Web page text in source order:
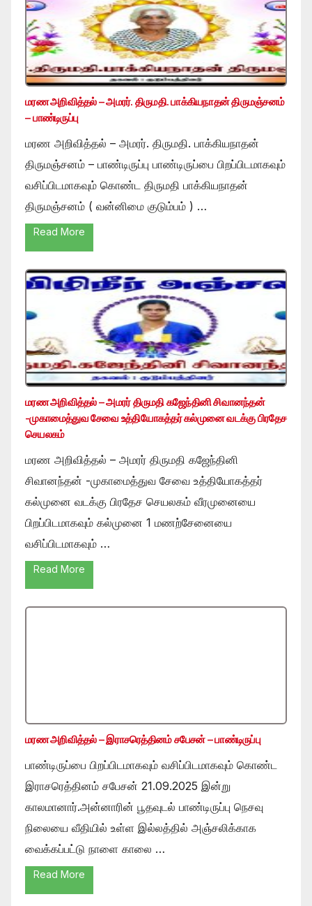
மரண அறிவித்தல் – அமரர். திருமதி. பாக்கியநாதன் திருமஞ்சனம்
– பாண்டிருப்பு
மரண அறிவித்தல் – அமரர். திருமதி. பாக்கியநாதன்
திருமஞ்சனம் – பாண்டிருப்பு பாண்டிருப்பை பிறப்பிடமாகவும்
வசிப்பிடமாகவும் கொண்ட திருமதி பாக்கியநாதன்
திருமஞ்சனம் ( வன்னிமை குடும்பம் ) …
Read More
மரண அறிவித்தல் – அமரர் திருமதி கஜேந்தினி சிவானந்தன்
-முகாமைத்துவ சேவை உத்தியோகத்தர் கல்முனை வடக்கு பிரதேச
செயலகம்
மரண அறிவித்தல் – அமரர் திருமதி கஜேந்தினி
சிவானந்தன் -முகாமைத்துவ சேவை உத்தியோகத்தர்
கல்முனை வடக்கு பிரதேச செயலகம் வீரமுனையை
பிறப்பிடமாகவும் கல்முனை 1 மணற்சேனையை
வசிப்பிடமாகவும் …
Read More
மரண அறிவித்தல் – இராசரெத்தினம் சபேசன் – பாண்டிருப்பு
பாண்டிருப்பை பிறப்பிடமாகவும் வசிப்பிடமாகவும் கொண்ட
இராசரெத்தினம் சபேசன் 21.09.2025 இன்று
காலமானார்.அன்னாரின் பூதவுடல் பாண்டிருப்பு நெசவு
நிலையை வீதியில் உள்ள இல்லத்தில் அஞ்சலிக்காக
வைக்கப்பட்டு நாளை காலை …
Read More